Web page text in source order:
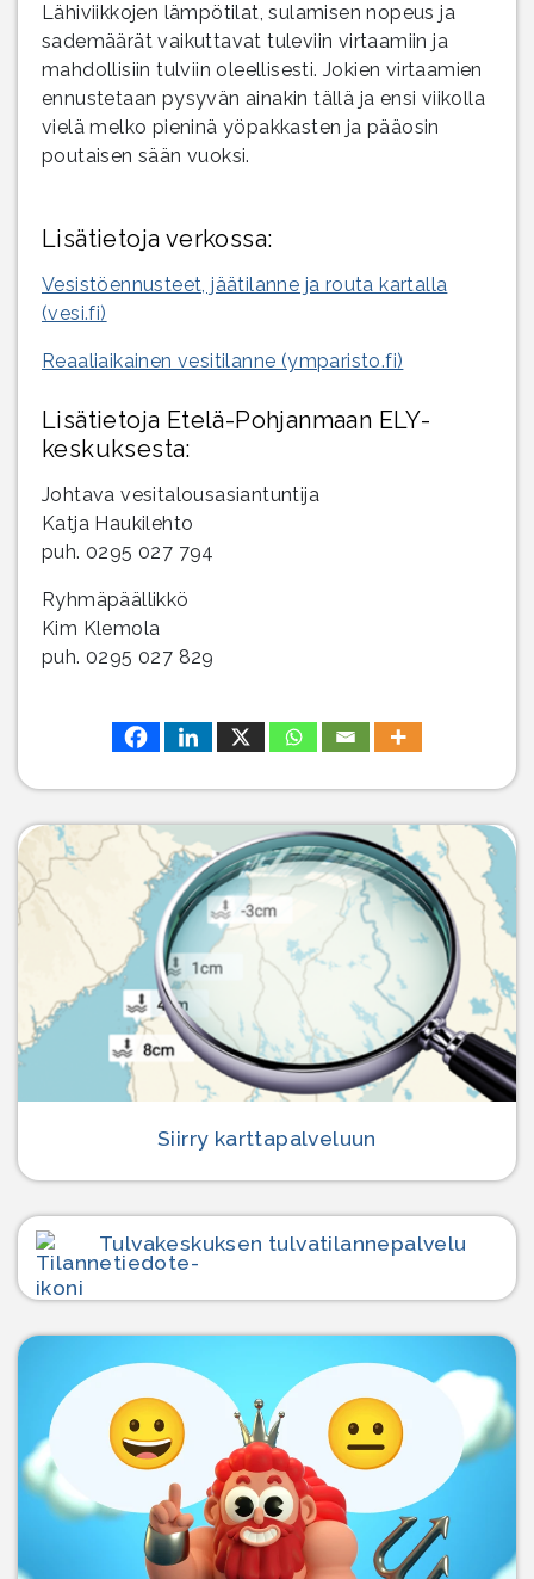
Lähiviikkojen lämpötilat, sulamisen nopeus ja
sademäärät vaikuttavat tuleviin virtaamiin ja
mahdollisiin tulviin oleellisesti. Jokien virtaamien
ennustetaan pysyvän ainakin tällä ja ensi viikolla
vielä melko pieninä yöpakkasten ja pääosin
poutaisen sään vuoksi.
Lisätietoja verkossa:
Vesistöennusteet, jäätilanne ja routa kartalla
(vesi.fi)
Reaaliaikainen vesitilanne (ymparisto.fi)
Lisätietoja Etelä-Pohjanmaan ELY-
keskuksesta:
Johtava vesitalousasiantuntija
Katja Haukilehto
puh. 0295 027 794
Ryhmäpäällikkö
Kim Klemola
puh. 0295 027 829
Siirry karttapalveluun
Tulvakeskuksen tulvatilanne­palvelu